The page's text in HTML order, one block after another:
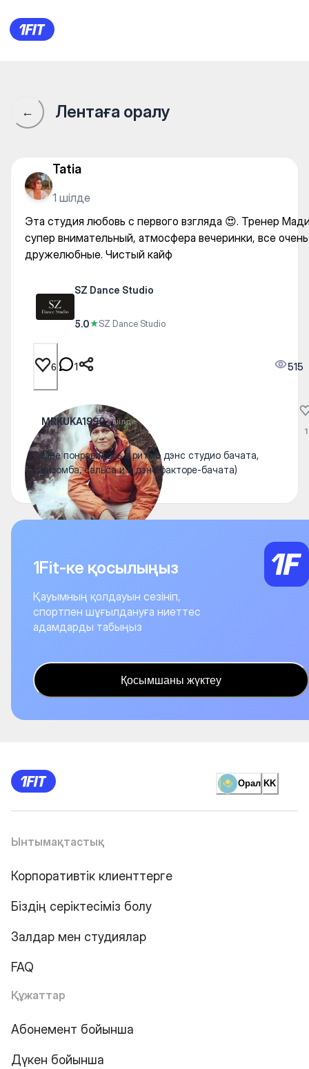
SZ Dance Studio — Dance
← Лентаға оралу
Tatia
1 шілде
Эта студия любовь с первого взгляда 😍. Тренер
супер внимательный, атмосфера вечеринки, все очень
дружелюбные. Чистый кайф
SZ Dance Studio
5.0★SZ Dance Studio
6 1 515
MRKUKA19902 шілде
Мне понравилось в ритмо дэнс студио бачата,
кизомба, сальса и в дэнс факторе-бачата)
1
1Fit-ке қосылыңыз
Қауымның қолдауын сезініп,
спортпен шұғылдануға ниеттес
адамдарды табыңыз
Қосымшаны жүктеу
Орал KK
Ынтымақтастық
Корпоративтік клиенттерге
Біздің серіктесіміз болу
Залдар мен студиялар
FAQ
Құжаттар
Абонемент бойынша
Дүкен бойынша